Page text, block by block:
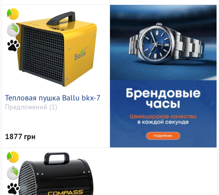
Тепловая пушка Ballu bkx-7
Предложений (1)
1877 грн